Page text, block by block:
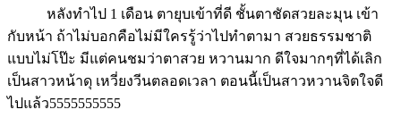
หลังทำไป 1 เดือน ตายุบเข้าที่ดี ชั้นตาชัดสวยละมุน เข้า
กับหน้า ถ้าไม่บอกคือไม่มีใครรู้ว่าไปทำตามา สวยธรรมชาติ
แบบไม่โป๊ะ มีแต่คนชมว่าตาสวย หวานมาก ดีใจมากๆที่ได้เลิก
เป็นสาวหน้าดุ เหวี่ยงวีนตลอดเวลา ตอนนี้เป็นสาวหวานจิตใจดี
ไปแล้ว5555555555